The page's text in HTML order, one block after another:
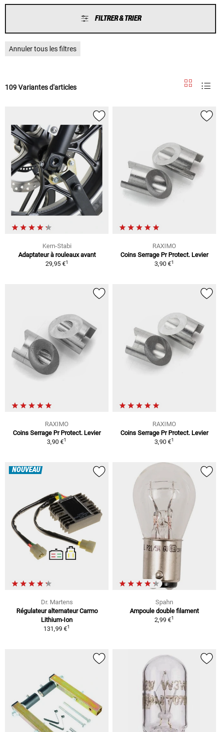
FILTRER & TRIER
Annuler tous les filtres
109 Variantes d'articles
Kern-Stabi
Adaptateur à rouleaux avant
29,95 €1
RAXIMO
Coins Serrage Pr Protect. Levier
3,90 €1
RAXIMO
Coins Serrage Pr Protect. Levier
3,90 €1
RAXIMO
Coins Serrage Pr Protect. Levier
3,90 €1
NOUVEAU
Dr. Martens
Régulateur alternateur Carmo
Lithium-Ion
131,99 €1
Spahn
Ampoule double filament
2,99 €1